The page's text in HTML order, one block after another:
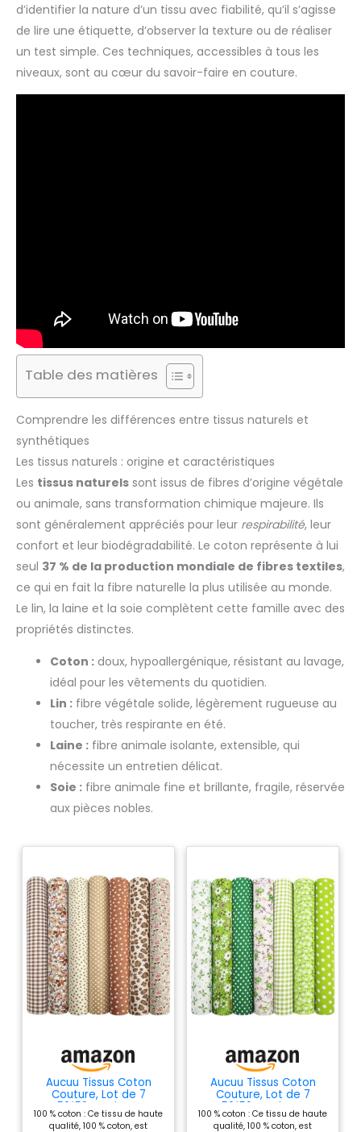
d’identifier la nature d’un tissu avec fiabilité, qu’il s’agisse
de lire une étiquette, d’observer la texture ou de réaliser
un test simple. Ces techniques, accessibles à tous les
niveaux, sont au cœur du savoir-faire en couture.
Table des matières
Comprendre les différences entre tissus naturels et
synthétiques
Les tissus naturels : origine et caractéristiques
Les tissus naturels sont issus de fibres d’origine végétale
ou animale, sans transformation chimique majeure. Ils
sont généralement appréciés pour leur respirabilité, leur
confort et leur biodégradabilité. Le coton représente à lui
seul 37 % de la production mondiale de fibres textiles,
ce qui en fait la fibre naturelle la plus utilisée au monde.
Le lin, la laine et la soie complètent cette famille avec des
propriétés distinctes.
Coton : doux, hypoallergénique, résistant au lavage,
idéal pour les vêtements du quotidien.
Lin : fibre végétale solide, légèrement rugueuse au
toucher, très respirante en été.
Laine : fibre animale isolante, extensible, qui
nécessite un entretien délicat.
Soie : fibre animale fine et brillante, fragile, réservée
aux pièces nobles.
Aucuu Tissus Coton
Couture, Lot de 7
50*50cm Tissus
Imprimés, 100% Coton
100 % coton : Ce tissu de haute
qualité, 100 % coton, est
Aucuu Tissus Coton
Couture, Lot de 7
50*50cm Tissus
Imprimés, 100% Coton
100 % coton : Ce tissu de haute
qualité, 100 % coton, est